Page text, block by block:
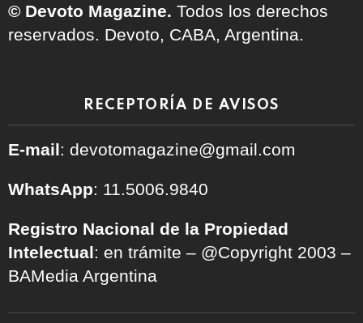
© Devoto Magazine. Todos los derechos
reservados. Devoto, CABA, Argentina.
RECEPTORÍA DE AVISOS
E-mail: devotomagazine@gmail.com
WhatsApp: 11.5006.9840
Registro Nacional de la Propiedad
Intelectual: en trámite – @Copyright 2003 –
BAMedia Argentina